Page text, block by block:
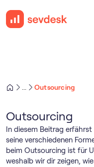
Outsourcing
Outsourcing
In diesem Beitrag
seine verschiedenen
beim Outsourcing ist für
weshalb wir dir zeigen,